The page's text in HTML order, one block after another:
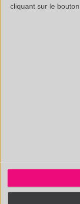
cliquant sur le
Informations légales
Polymex